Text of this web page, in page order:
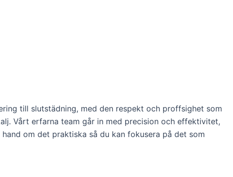
till slutstädning, med den respekt och proffsighet som
Vårt erfarna team går in med precision och effektivitet,
om det praktiska så du kan fokusera på det som